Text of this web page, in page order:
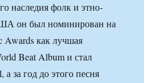
наследия фолк и этно-
он был номинирован на
Awards как лучшая
Beat Album и стал
за год до этого песня